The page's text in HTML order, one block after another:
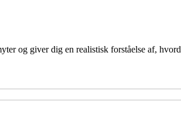
og giver dig en realistisk forståelse af,